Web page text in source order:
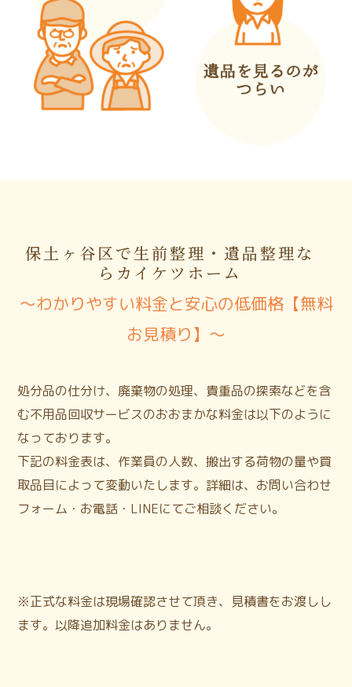
保土ヶ谷区で生前整理・遺品整理な
らカイケツホーム
〜わかりやすい料金と安心の低価格【無料
お見積り】〜
処分品の仕分け、廃棄物の処理、貴重品の探索などを含
む不用品回収サービスのおおまかな料金は以下のように
なっております。
下記の料金表は、作業員の人数、搬出する荷物の量や買
取品目によって変動いたします。詳細は、お問い合わせ
フォーム・お電話・LINEにてご相談ください。
※正式な料金は現場確認させて頂き、見積書をお渡しし
ます。以降追加料金はありません。